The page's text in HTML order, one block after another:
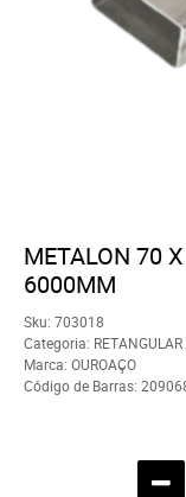
METALON 70
6000MM
Sku: 703018
Categoria: RETANGULAR
Marca: OUROAÇO
Código de Barras: